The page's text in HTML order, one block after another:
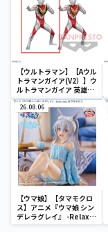
【ウルトラマン】【Aウル
トラマンガイア(V2）】ウ
ルトラマンガイア 英雄勇
像 ウルトラマンガイア
(V1･V2）
26.08.06
【ウマ娘】【タマモクロ
ス】アニメ『ウマ娘 シン
デレラグレイ』 -Relax
time-タマモクロス